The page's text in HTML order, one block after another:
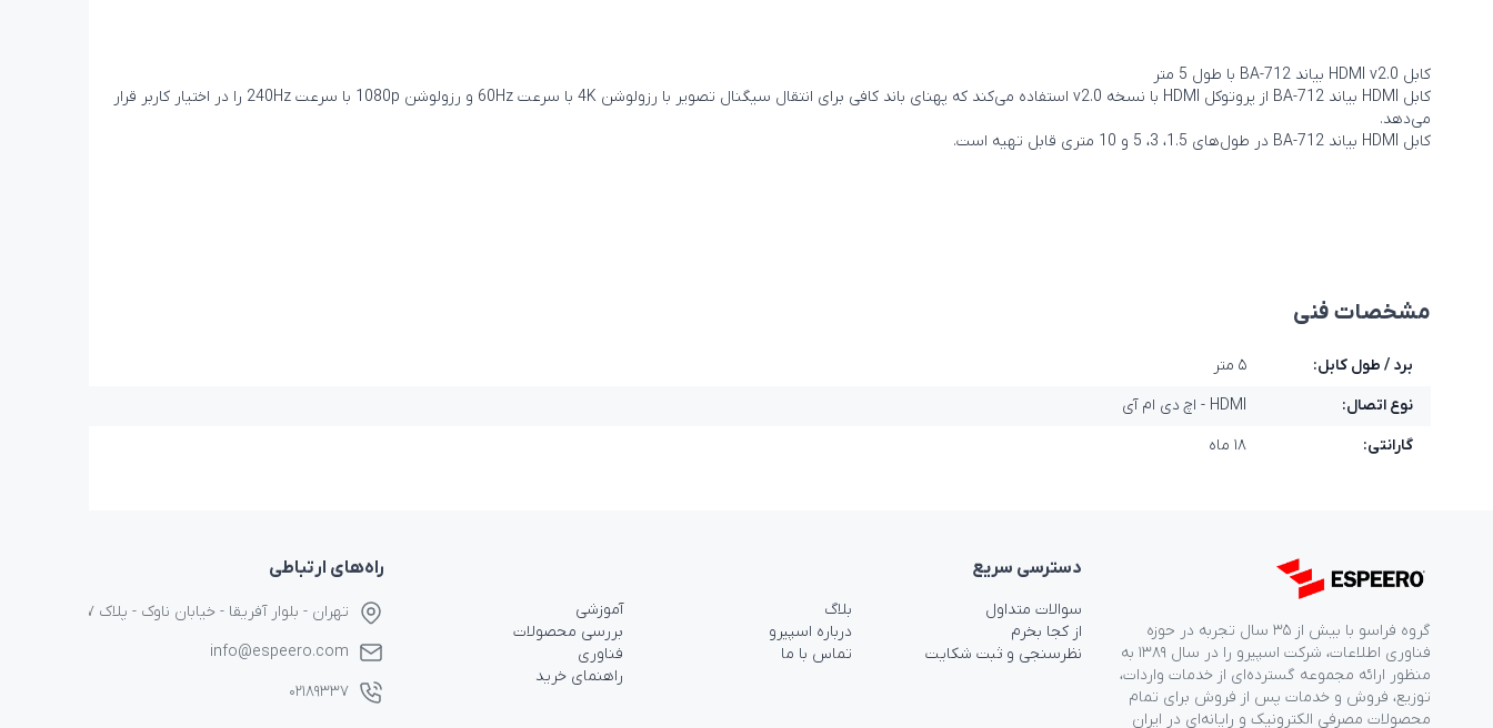
کابل HDMI v2.0 بیاند BA-712 با طول 5 متر
کابل‌ HDMI بیاند BA-712 از پروتوکل HDMI با نسخه v2.0 استفاده می‌کند که پهنای باند کافی برای انتقال سیگنال تصویر با رزولوشن 4K با سرعت 60Hz و رزولوشن 1080p با سرعت 240Hz را در اختیار کاربر قرار
می‌دهد.
کابل HDMI بیاند BA-712 در طول‌های 1.5، 3، 5 و 10 متری قابل تهیه است.
مشخصات فنی
برد / طول کابل:
۵ متر
نوع اتصال:
HDMI - اچ دی ام آی
گارانتی:
۱۸ ماه
گروه فراسو با بیش از ۳۵ سال تجربه در حوزه
فناوری اطلاعات، شرکت اسپیرو را در سال ۱۳۸۹ به
منظور ارائه مجموعه گسترده‌ای از خدمات واردات،
توزیع، فروش و خدمات پس از فروش برای تمام
محصولات مصرفی الکترونیک و رایانه‌ای در ایران
دسترسی‌ سریع
سوالات متداول
از کجا بخرم
نظرسنجی و ثبت شکایت
بلاگ
درباره اسپیرو
تماس با ما
آموزشی
بررسی محصولات
فناوری
راهنمای خرید
راه‌های ارتباطی
تهران - بلوار آفریقا - خیابان ناوک - پلاک ۱۷
info@espeero.com
۰۲۱۸۹۳۳۷